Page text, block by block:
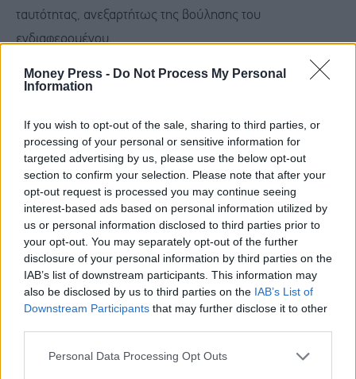
Money Press - Do Not Process My Personal
Information
If you wish to opt-out of the sale, sharing to third parties, or
processing of your personal or sensitive information for
targeted advertising by us, please use the below opt-out
section to confirm your selection. Please note that after your
opt-out request is processed you may continue seeing
interest-based ads based on personal information utilized by
us or personal information disclosed to third parties prior to
your opt-out. You may separately opt-out of the further
disclosure of your personal information by third parties on the
IAB’s list of downstream participants. This information may
also be disclosed by us to third parties on the IAB’s List of
Downstream Participants that may further disclose it to other
Personal Data Processing Opt Outs
ταυτότητας, ανεξαρτήτως της βούλησης του
ενδιαφερομένου.
Εξαίρεση αποτελούν οι περιπτώσεις «μη επιτυχούς
8) Πολίτης που έχει αιτηθεί αλλά δεν έχει λάβει Π.Α.,
μπορεί να βγάλει δελτίο;
Εάν η μη έκδοση Π.Α. δεν οφείλεται σε υπαιτιότητα του
πολίτη, η ταυτότητα εκδίδεται και ισχύει κανονικά χωρίς
Π.Α., εκτός εάν ο ενδιαφερόμενος επιθυμεί να
ενσωματωθεί και το υπόψη στοιχείο, οπότε θα πρέπει να